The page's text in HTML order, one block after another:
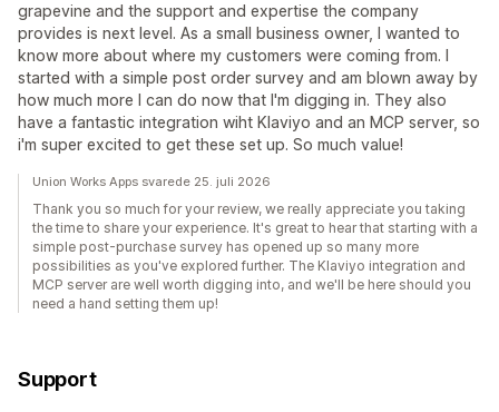
grapevine and the support and expertise the company
provides is next level. As a small business owner, I wanted to
know more about where my customers were coming from. I
started with a simple post order survey and am blown away by
how much more I can do now that I'm digging in. They also
have a fantastic integration wiht Klaviyo and an MCP server, so
i'm super excited to get these set up. So much value!
Union Works Apps svarede 25. juli 2026
Thank you so much for your review, we really appreciate you taking
the time to share your experience. It's great to hear that starting with a
simple post-purchase survey has opened up so many more
possibilities as you've explored further. The Klaviyo integration and
MCP server are well worth digging into, and we'll be here should you
need a hand setting them up!
Support